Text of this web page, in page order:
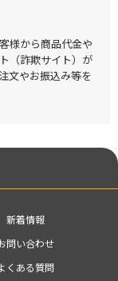
様から商品代金や
（詐欺サイト）が
文やお振込み等を
新着情報
問い合わせ
くある質問